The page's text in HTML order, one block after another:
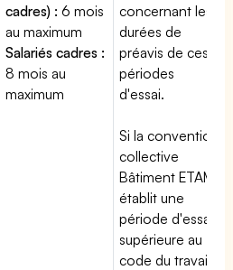
cadres) : 6 mois
au maximum
Salariés cadres :
8 mois au
maximum
concernant les
durées de
préavis de ces
périodes
d'essai.
Si la convention
collective
Bâtiment ETAM
établit une
période d'essai
supérieure au
code du travail,